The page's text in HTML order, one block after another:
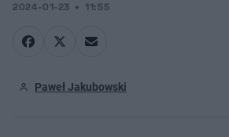
2024-01-23 11:55
Paweł Jakubowski